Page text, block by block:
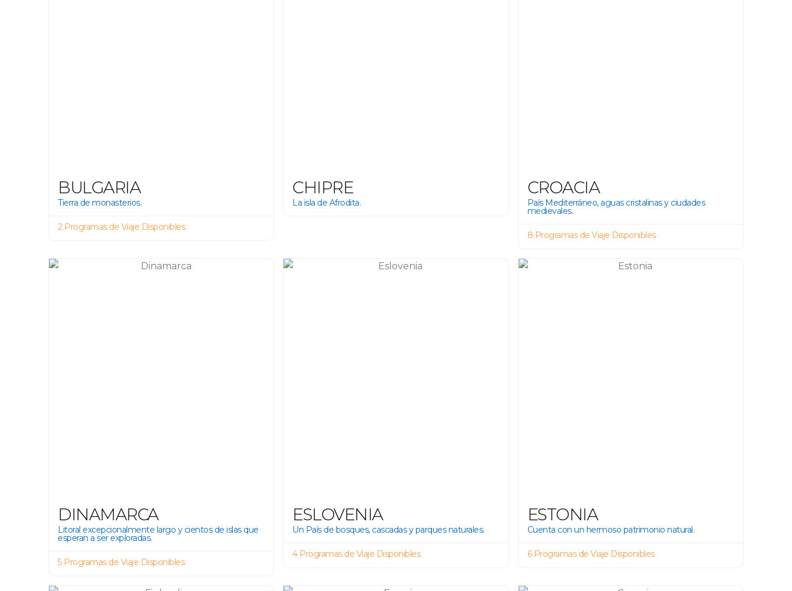
BULGARIA
Tierra de monasterios.
2 Programas de Viaje Disponibles
CHIPRE
La isla de Afrodita.
CROACIA
País Mediterráneo, aguas cristalinas y ciudades
medievales.
8 Programas de Viaje Disponibles
DINAMARCA
Litoral excepcionalmente largo y cientos de islas que
esperan a ser exploradas.
5 Programas de Viaje Disponibles
ESLOVENIA
Un País de bosques, cascadas y parques naturales.
4 Programas de Viaje Disponibles
ESTONIA
Cuenta con un hermoso patrimonio natural.
6 Programas de Viaje Disponibles